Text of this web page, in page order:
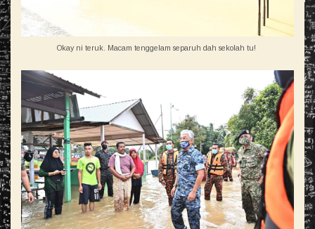
Okay ni teruk. Macam tenggelam separuh dah sekolah tu!